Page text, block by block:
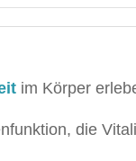
im Körper
die